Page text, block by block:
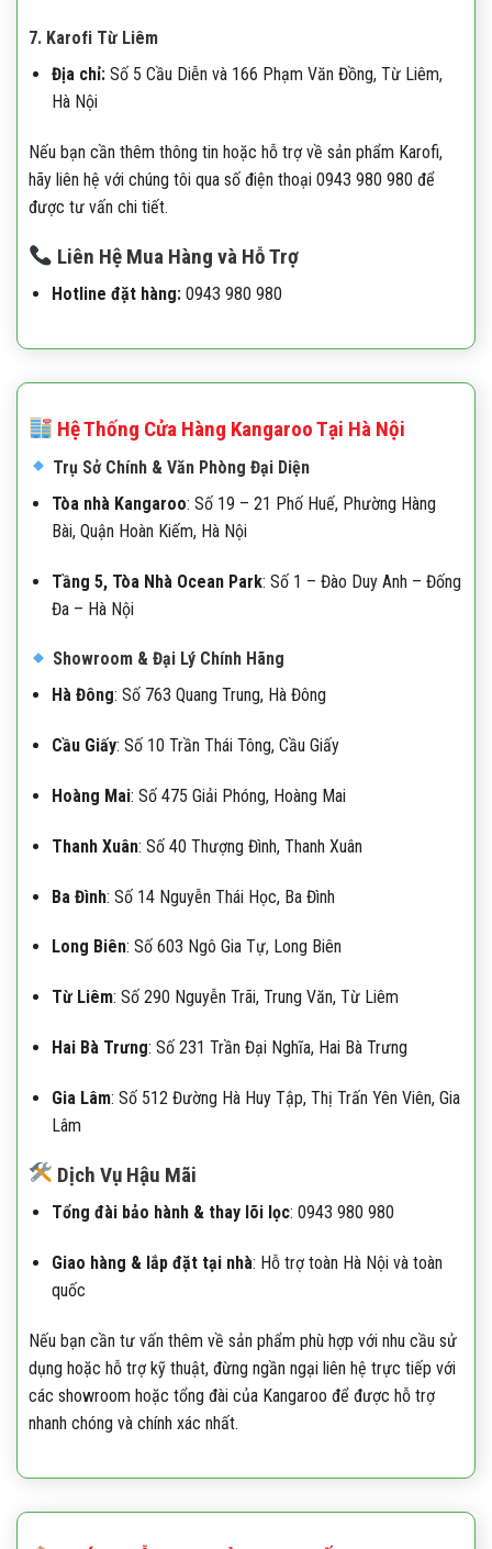
7. Karofi Từ Liêm
Địa chỉ:Số 5 Cầu Diễn và 166 Phạm Văn Đồng, Từ Liêm,
Hà Nội
Nếu bạn cần thêm thông tin hoặc hỗ trợ về sản phẩm Karofi,
hãy liên hệ với chúng tôi qua số điện thoại 0943 980 980 để
được tư vấn chi tiết.
Liên Hệ Mua Hàng và Hỗ Trợ
Hotline đặt hàng: 0943 980 980
Hệ Thống Cửa Hàng Kangaroo Tại Hà Nội
Trụ Sở Chính & Văn Phòng Đại Diện
Tòa nhà Kangaroo: Số 19 – 21 Phố Huế, Phường Hàng
Bài, Quận Hoàn Kiếm, Hà Nội
Tầng 5, Tòa Nhà Ocean Park: Số 1 – Đào Duy Anh – Đống
Đa – Hà Nội
Showroom & Đại Lý Chính Hãng
Hà Đông: Số 763 Quang Trung, Hà Đông
Cầu Giấy: Số 10 Trần Thái Tông, Cầu Giấy
Hoàng Mai: Số 475 Giải Phóng, Hoàng Mai
Thanh Xuân: Số 40 Thượng Đình, Thanh Xuân
Ba Đình: Số 14 Nguyễn Thái Học, Ba Đình
Long Biên: Số 603 Ngô Gia Tự, Long Biên
Từ Liêm: Số 290 Nguyễn Trãi, Trung Văn, Từ Liêm
Hai Bà Trưng: Số 231 Trần Đại Nghĩa, Hai Bà Trưng
Gia Lâm: Số 512 Đường Hà Huy Tập, Thị Trấn Yên Viên, Gia
Lâm
Dịch Vụ Hậu Mãi
Tổng đài bảo hành & thay lõi lọc: 0943 980 980
Giao hàng & lắp đặt tại nhà: Hỗ trợ toàn Hà Nội và toàn
quốc
Nếu bạn cần tư vấn thêm về sản phẩm phù hợp với nhu cầu sử
dụng hoặc hỗ trợ kỹ thuật, đừng ngần ngại liên hệ trực tiếp với
các showroom hoặc tổng đài của Kangaroo để được hỗ trợ
nhanh chóng và chính xác nhất.